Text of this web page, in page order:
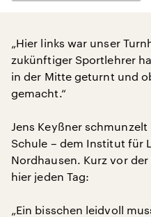
„Hier links war unser
zukünftiger Sportlehrer
in der Mitte geturnt und
gemacht.“
Jens Keyßner
Schule – dem Institut für
Nordhausen. Kurz vor
hier jeden Tag:
„Ein bisschen leidvoll